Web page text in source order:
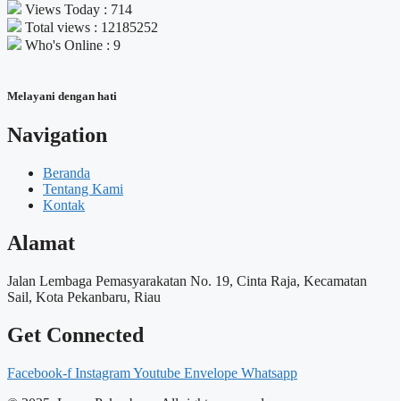
Views Today : 714
Total views : 12185252
Who's Online : 9
Melayani dengan hati
Navigation
Beranda
Tentang Kami
Kontak
Alamat
Jalan Lembaga Pemasyarakatan No. 19, Cinta Raja, Kecamatan
Sail, Kota Pekanbaru, Riau
Get Connected
Facebook-f InstagramYoutube Envelope Whatsapp